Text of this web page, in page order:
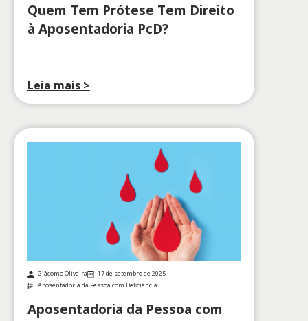
Quem Tem Prótese Tem Direito
à Aposentadoria PcD?
Leia mais >
Giácomo Oliveira
17 de setembro de 2025
Aposentadoria da Pessoa com Deficiência
Aposentadoria da Pessoa com